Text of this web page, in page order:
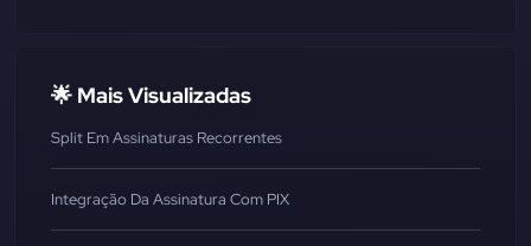
🌟 Mais Visualizadas
Split Em Assinaturas Recorrentes
Integração Da Assinatura Com PIX